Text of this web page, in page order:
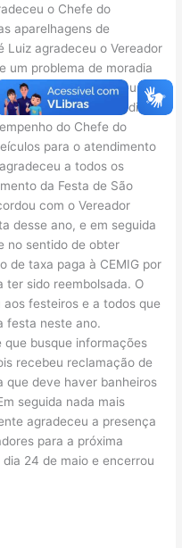
o Chefe do
aparelhagens de
Luiz agradeceu o Vereador
um problema de moradia
Finalizando agradeceu a
Festa de São Benedito.
do Chefe do
para o atendimento
a todos os
da Festa de São
com o Vereador
desse ano, e em seguida
no sentido de obter
de taxa paga à CEMIG por
ter sido reembolsada. O
festeiros e a todos que
festa neste ano.
que busque informações
recebeu reclamação de
que deve haver banheiros
seguida nada mais
agradeceu a presença
para a próxima
24 de maio e encerrou